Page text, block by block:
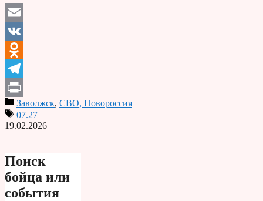
Email
VK
Odnoklassniki
Telegram
PrintЗаволжск, СВО, Новороссия
07.27
19.02.2026
Поиск
бойца или
события